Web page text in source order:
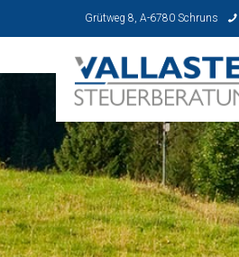
Grütweg 8, A-6780 Schruns